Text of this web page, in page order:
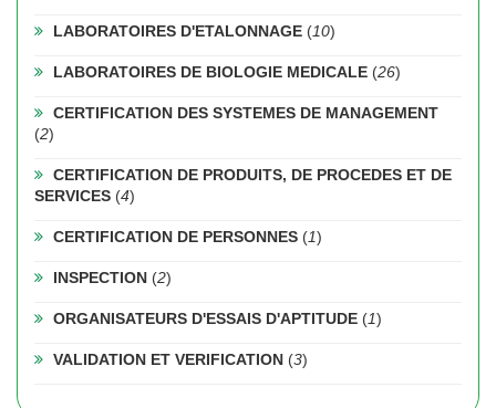
LABORATOIRES D'ETALONNAGE (10)
LABORATOIRES DE BIOLOGIE MEDICALE (26)
CERTIFICATION DES SYSTEMES DE MANAGEMENT
(2)
CERTIFICATION DE PRODUITS, DE PROCEDES ET DE
SERVICES (4)
CERTIFICATION DE PERSONNES (1)
INSPECTION (2)
ORGANISATEURS D'ESSAIS D'APTITUDE (1)
VALIDATION ET VERIFICATION (3)